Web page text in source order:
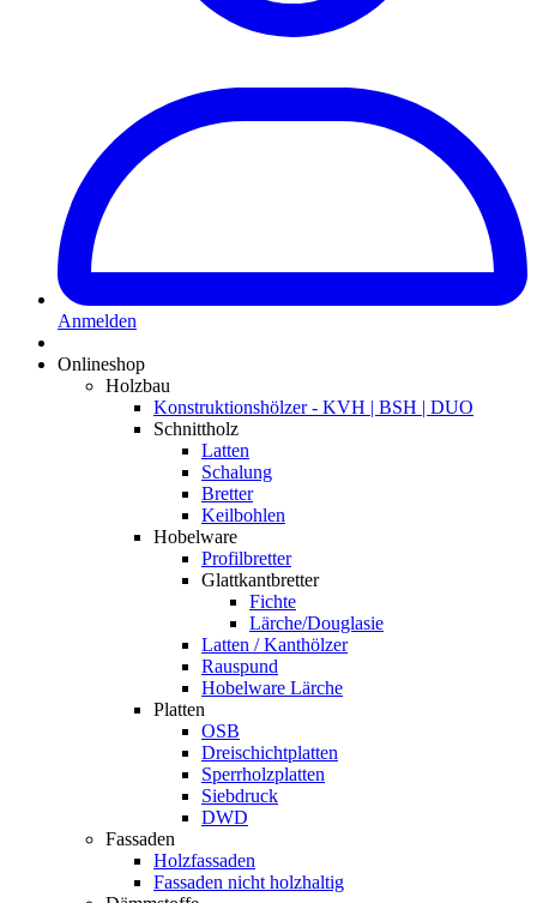
Anmelden
Onlineshop
Holzbau
Konstruktionshölzer - KVH | BSH | DUO
Schnittholz
Latten
Schalung
Bretter
Keilbohlen
Hobelware
Profilbretter
Glattkantbretter
Fichte
Lärche/Douglasie
Latten / Kanthölzer
Rauspund
Hobelware Lärche
Platten
OSB
Dreischichtplatten
Sperrholzplatten
Siebdruck
DWD
Fassaden
Holzfassaden
Fassaden nicht holzhaltig